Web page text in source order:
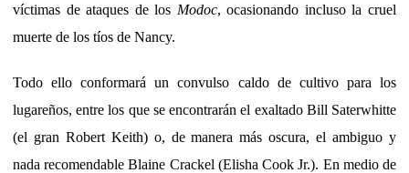
víctimas de ataques de los Modoc, ocasionando incluso la cruel
muerte de los tíos de Nancy.
Todo ello conformará un convulso caldo de cultivo para los
lugareños, entre los que se encontrarán el exaltado Bill Saterwhitte
(el gran Robert Keith) o, de manera más oscura, el ambiguo y
nada recomendable Blaine Crackel (Elisha Cook Jr.). En medio de